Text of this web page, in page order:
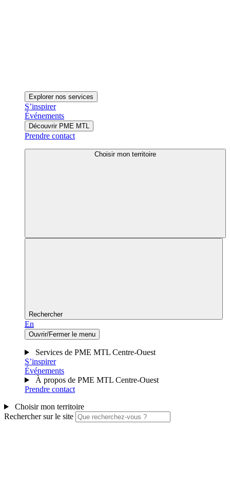
Explorer nos services
S’inspirer
Événements
Découvrir PME MTL
Prendre contact
Choisir mon territoire
Rechercher
En
Ouvrir/Fermer le menu
Services de PME MTL Centre-Ouest
S’inspirer
Événements
À propos de PME MTL Centre-Ouest
Prendre contact
Choisir mon territoire
Rechercher sur le site